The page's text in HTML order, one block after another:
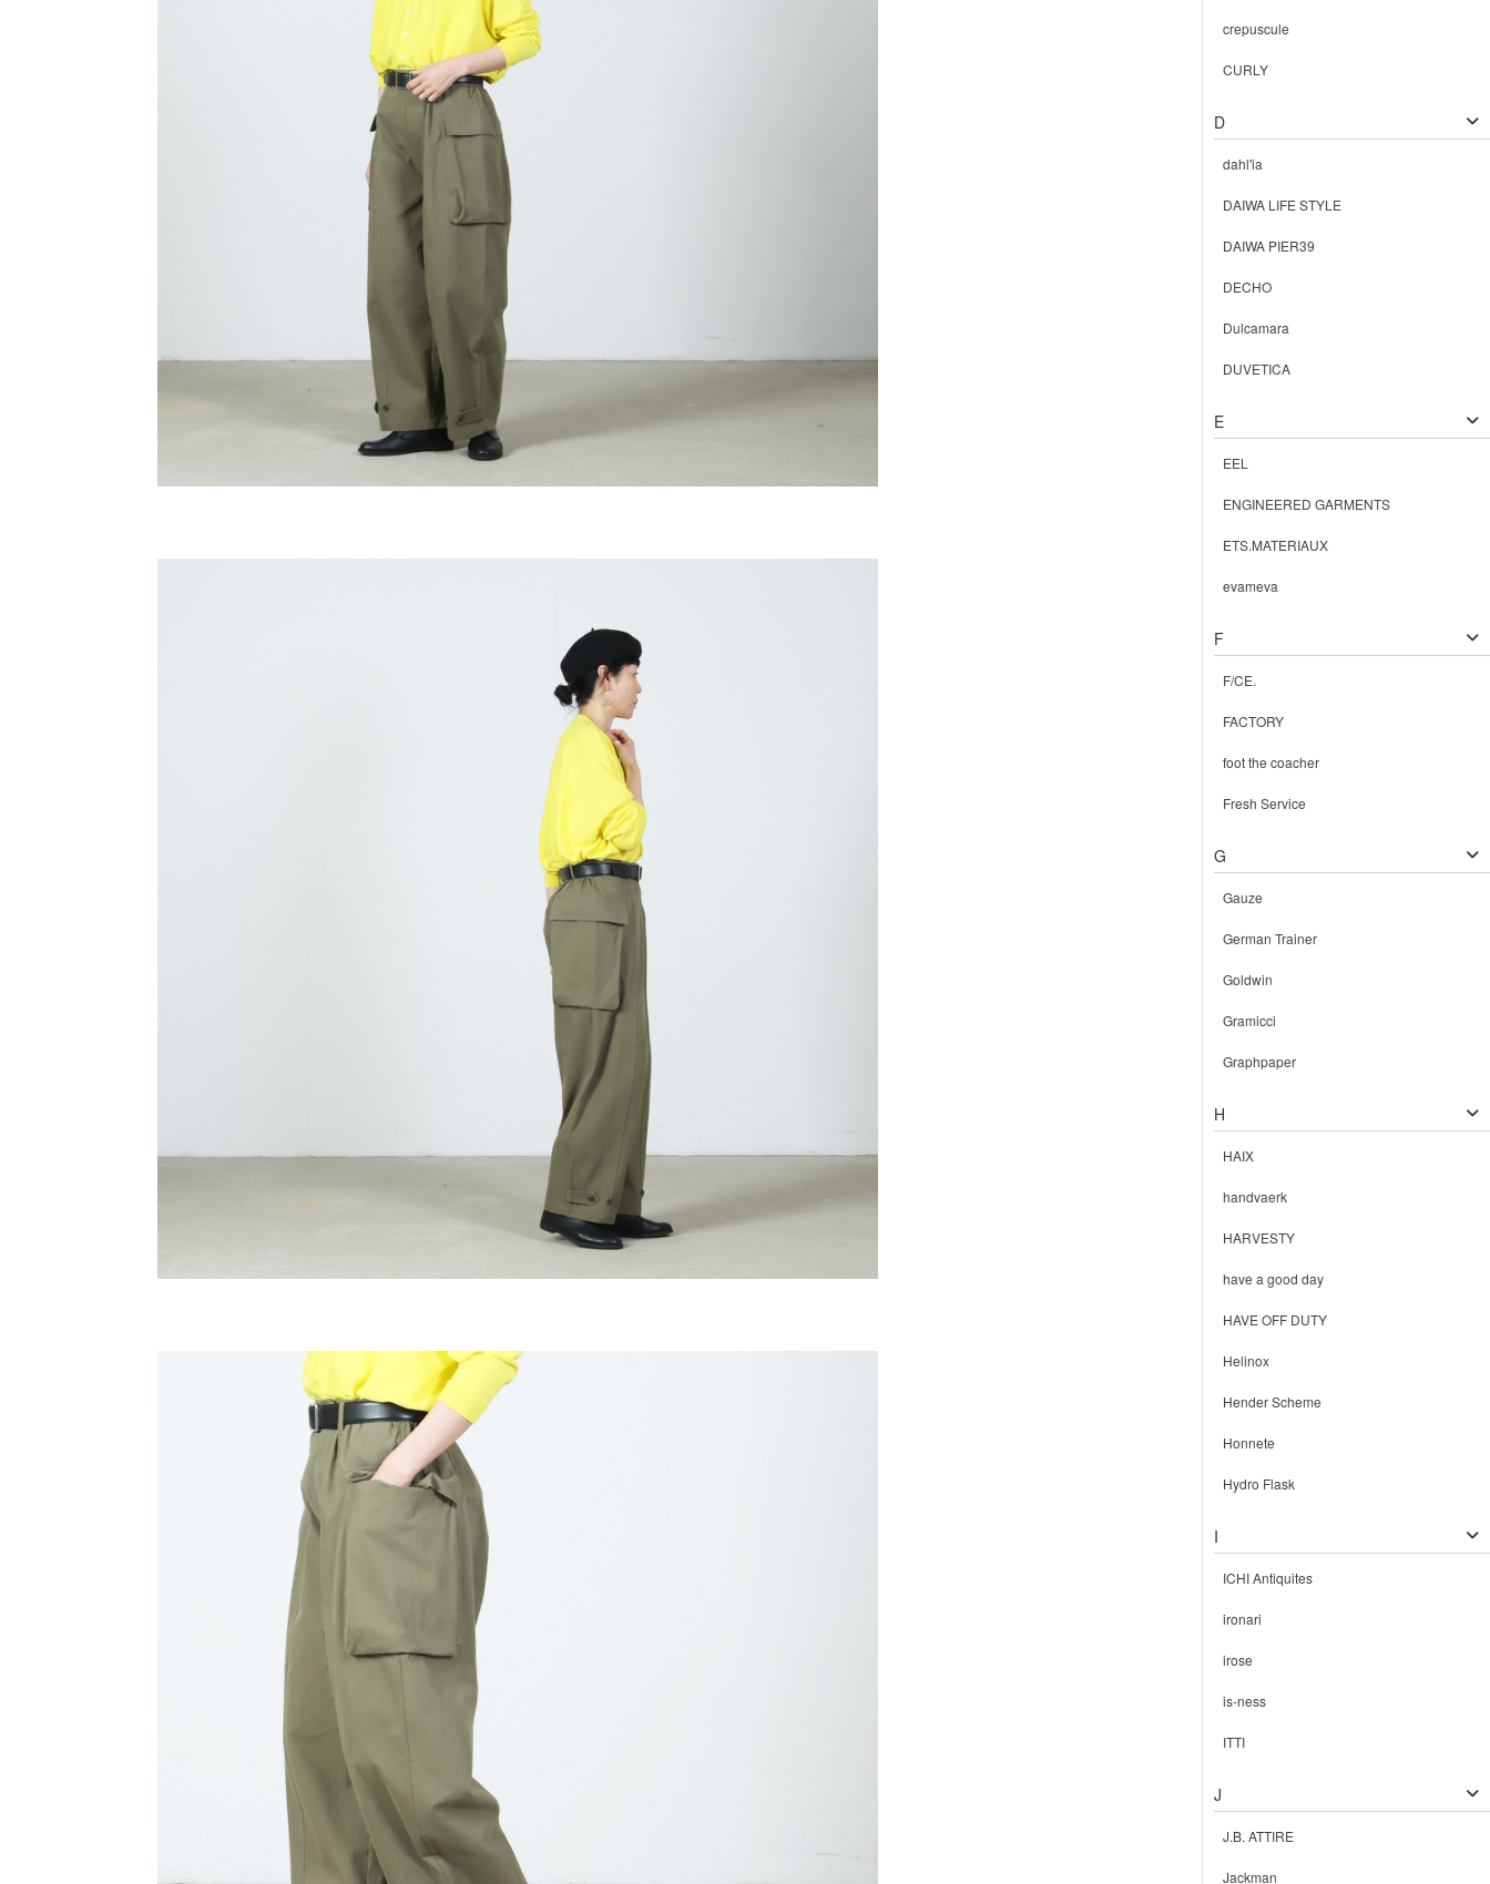
crepuscule
CURLY
D
dahl'ia
DAIWA LIFE STYLE
DAIWA PIER39
DECHO
Dulcamara
DUVETICA
E
EEL
ENGINEERED GARMENTS
ETS.MATERIAUX
evameva
F
F/CE.
FACTORY
foot the coacher
Fresh Service
G
Gauze
German Trainer
Goldwin
Gramicci
Graphpaper
H
HAIX
handvaerk
HARVESTY
have a good day
HAVE OFF DUTY
Helinox
Hender Scheme
Honnete
Hydro Flask
I
ICHI Antiquites
ironari
irose
is-ness
ITTI
J
J.B. ATTIRE
Jackman